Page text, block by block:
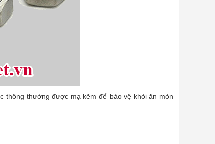
thông thường được mạ kẽm để bảo vệ khỏi ăn mòn